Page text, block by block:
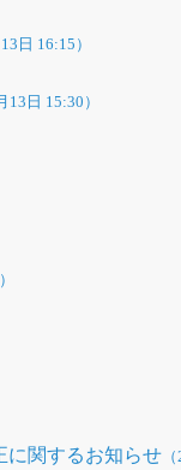
日 16:15）
13日 15:30）
に関するお知らせ